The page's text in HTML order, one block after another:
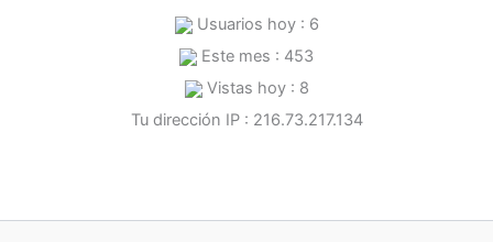
Usuarios hoy : 6
Este mes : 453
Vistas hoy : 8
Tu dirección IP : 216.73.217.134